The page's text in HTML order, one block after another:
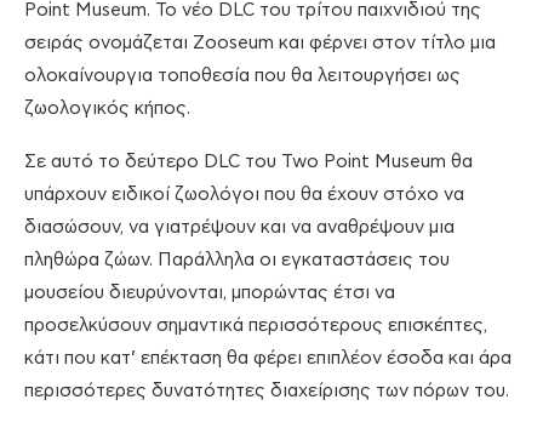
Point Museum. Το νέο DLC του τρίτου παιχνιδιού της
σειράς ονομάζεται Zooseum και φέρνει στον τίτλο μια
ολοκαίνουργια τοποθεσία που θα λειτουργήσει ως
ζωολογικός κήπος.
Σε αυτό το δεύτερο DLC του Two Point Museum θα
υπάρχουν ειδικοί ζωολόγοι που θα έχουν στόχο να
διασώσουν, να γιατρέψουν και να αναθρέψουν μια
πληθώρα ζώων. Παράλληλα οι εγκαταστάσεις του
μουσείου διευρύνονται, μπορώντας έτσι να
προσελκύσουν σημαντικά περισσότερους επισκέπτες,
κάτι που κατ’ επέκταση θα φέρει επιπλέον έσοδα και άρα
περισσότερες δυνατότητες διαχείρισης των πόρων του.